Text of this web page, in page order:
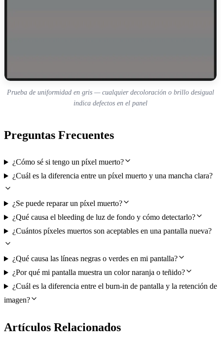
Prueba de uniformidad en gris — cualquier decoloración o brillo desigual
indica defectos en el panel
Preguntas Frecuentes
¿Cómo sé si tengo un píxel muerto?
¿Cuál es la diferencia entre un píxel muerto y una mancha clara?
¿Se puede reparar un píxel muerto?
¿Qué causa el bleeding de luz de fondo y cómo detectarlo?
¿Cuántos píxeles muertos son aceptables en una pantalla nueva?
¿Qué causa las líneas negras o verdes en mi pantalla?
¿Por qué mi pantalla muestra un color naranja o teñido?
¿Cuál es la diferencia entre el burn-in de pantalla y la retención de
imagen?
Artículos Relacionados